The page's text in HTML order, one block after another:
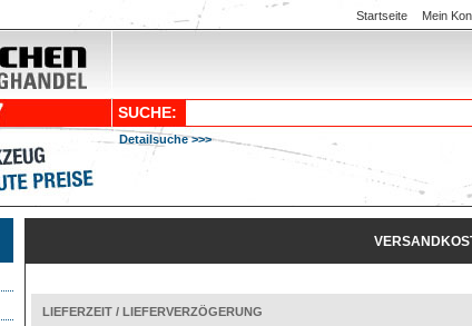
Startseite Mein
SUCHE:
Detailsuche >>>
LIEFERZEIT / LIEFERVERZÖGERUNG